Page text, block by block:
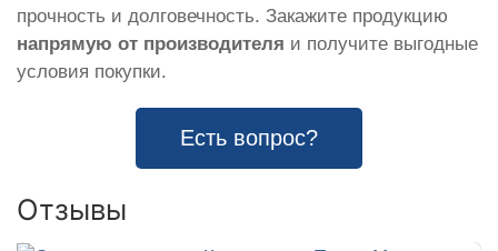
прочность и долговечность. Закажите продукцию
напрямую от производителя и получите выгодные
условия покупки.
Есть вопрос?
Отзывы